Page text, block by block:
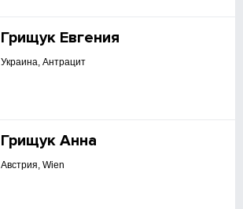
Грищук Евгения
Украина, Антрацит
Грищук Анна
Австрия, Wien